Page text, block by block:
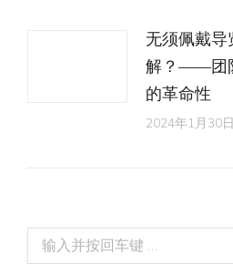
无须佩戴
解？​​​​​​​——团
的革命性
2024年1月30日
Search: